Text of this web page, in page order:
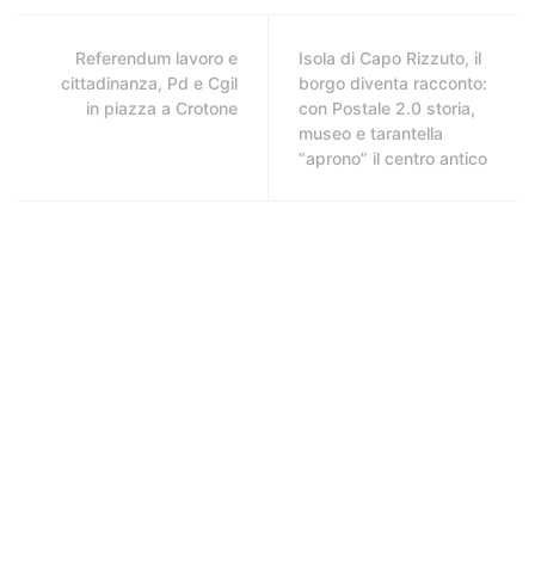
Referendum lavoro e
cittadinanza, Pd e Cgil
in piazza a Crotone
Isola di Capo Rizzuto, il
borgo diventa racconto:
con Postale 2.0 storia,
museo e tarantella
“aprono” il centro antico